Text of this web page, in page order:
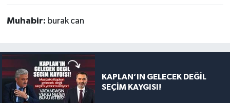
Muhabir: burak can
KAPLAN’IN GELECEK DEĞİL
SEÇİM KAYGISI!